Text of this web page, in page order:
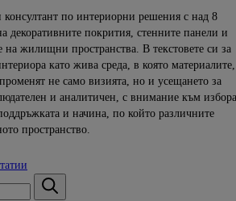
по интериорни решения с над 8
декоративните покрития, стенните панели и
на жилищни пространства. В текстовете си за
като жива среда, в която материалите,
не само визията, но и усещането за
и аналитичен, с внимание към избора
и начина, по който различните
пространство.